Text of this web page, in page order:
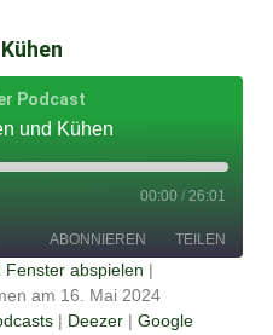
Podcast
und Kühen
00:00 / 26:01
ABONNIEREN TEILEN
Fenster abspielen |
am 16. Mai 2024
| Deezer | Google